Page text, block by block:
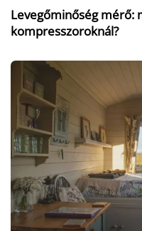
Levegőminőség
kompresszoroknál?